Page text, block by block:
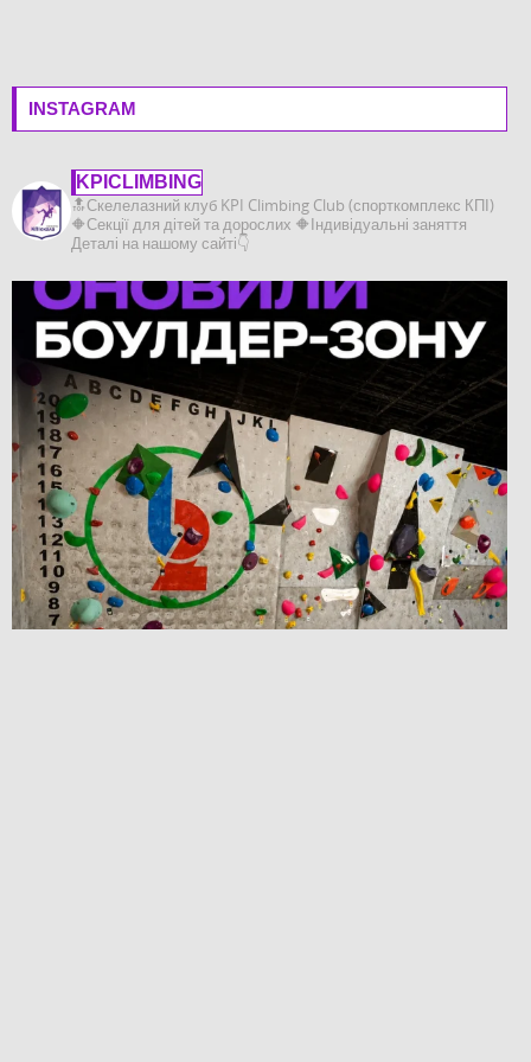
INSTAGRAM
KPICLIMBING
🔝Скелелазний клуб KPI Climbing Club (спорткомплекс КПІ)
🔶️Секції для дітей та дорослих 🔶️Індивідуальні заняття
Деталі на нашому сайті👇